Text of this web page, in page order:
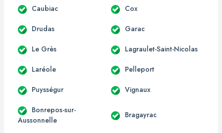
Caubiac Cox
Drudas Garac
Le Grès Lagraulet-Saint-Nicolas
Laréole Pelleport
Puysségur Vignaux
Bonrepos-sur-
Aussonnelle
Bragayrac